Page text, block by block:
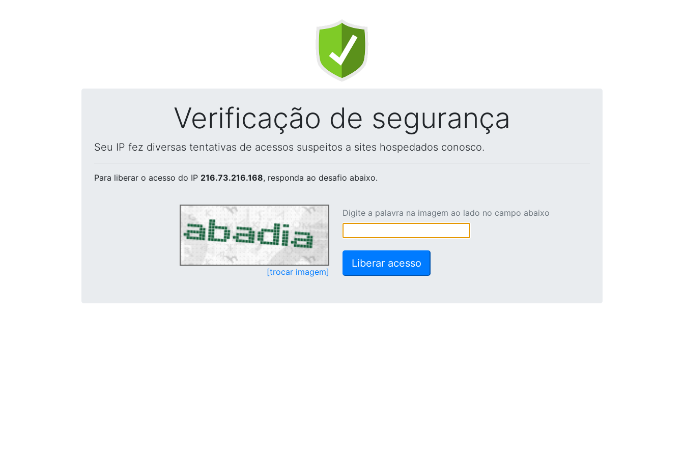
Verificação de segurança
Seu IP fez diversas tentativas de acessos suspeitos a sites hospedados conosco.
Para liberar o acesso do IP 216.73.216.168, responda ao desafio abaixo.
[trocar imagem]
Digite a palavra na imagem ao lado no campo abaixo